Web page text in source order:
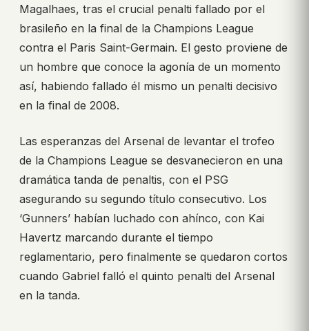
Magalhaes, tras el crucial penalti fallado por el
brasileño en la final de la Champions League
contra el Paris Saint-Germain. El gesto proviene de
un hombre que conoce la agonía de un momento
así, habiendo fallado él mismo un penalti decisivo
en la final de 2008.
Las esperanzas del Arsenal de levantar el trofeo
de la Champions League se desvanecieron en una
dramática tanda de penaltis, con el PSG
asegurando su segundo título consecutivo. Los
‘Gunners’ habían luchado con ahínco, con Kai
Havertz marcando durante el tiempo
reglamentario, pero finalmente se quedaron cortos
cuando Gabriel falló el quinto penalti del Arsenal
en la tanda.